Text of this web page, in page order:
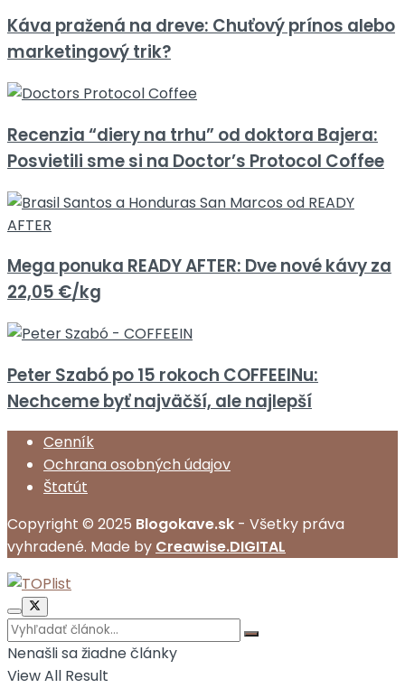
Káva pražená na dreve: Chuťový prínos alebo
marketingový trik?
Recenzia “diery na trhu” od doktora Bajera:
Posvietili sme si na Doctor’s Protocol Coffee
Mega ponuka READY AFTER: Dve nové kávy za
22,05 €/kg
Peter Szabó po 15 rokoch COFFEEINu:
Nechceme byť najväčší, ale najlepší
Cenník
Ochrana osobných údajov
Štatút
Copyright © 2025 Blogokave.sk - Všetky práva
vyhradené. Made by Creawise.DIGITAL
Nenašli sa žiadne články
View All Result